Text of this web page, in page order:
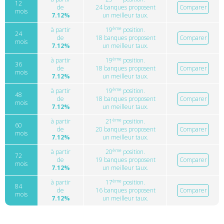
12
mois
de
7.12%
24 banques proposent
un meilleur taux.
Comparer
24
mois
à partir
de
7.12%
19ème position.
18 banques proposent
un meilleur taux.
Comparer
36
mois
à partir
de
7.12%
19ème position.
18 banques proposent
un meilleur taux.
Comparer
48
mois
à partir
de
7.12%
19ème position.
18 banques proposent
un meilleur taux.
Comparer
60
mois
à partir
de
7.12%
21 ème position.
20 banques proposent
un meilleur taux.
Comparer
72
mois
à partir
de
7.12%
20ème position.
19 banques proposent
un meilleur taux.
Comparer
84
mois
à partir
de
7.12%
17ème position.
16 banques proposent
un meilleur taux.
Comparer